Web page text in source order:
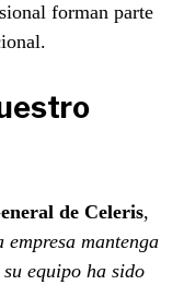
forman parte
de Celeris,
mantenga
equipo ha sido